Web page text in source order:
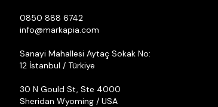
0850 888 6742
info@markapia.com
Sanayi Mahallesi Aytaç Sokak No:
12 İstanbul / Türkiye
30 N Gould St, Ste 4000
Sheridan Wyoming / USA